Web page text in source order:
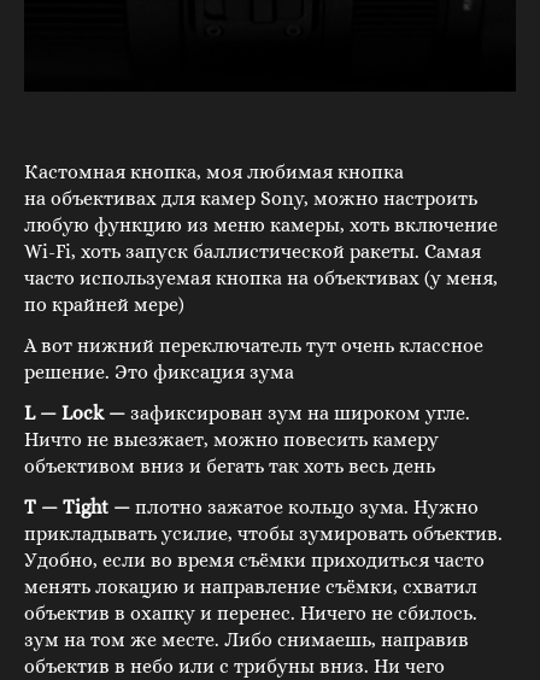
Кастомная кнопка, моя любимая кнопка
на объективах для камер Sony, можно настроить
любую функцию из меню камеры, хоть включение
Wi-Fi, хоть запуск баллистической ракеты. Самая
часто используемая кнопка на объективах (у меня,
по крайней мере)
А вот нижний переключатель тут очень классное
решение. Это фиксация зума
L — Lock — зафиксирован зум на широком угле.
Ничто не выезжает, можно повесить камеру
объективом вниз и бегать так хоть весь день
T — Tight — плотно зажатое кольцо зума. Нужно
прикладывать усилие, чтобы зумировать объектив.
Удобно, если во время съёмки приходиться часто
менять локацию и направление съёмки, схватил
объектив в охапку и перенес. Ничего не сбилось.
зум на том же месте. Либо снимаешь, направив
объектив в небо или с трибуны вниз. Ни чего